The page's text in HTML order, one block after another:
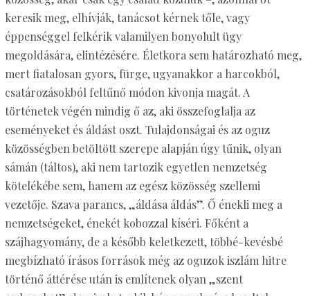
keresik meg, elhívják, tanácsot kérnek tőle, vagy
éppenséggel felkérik valamilyen bonyolult ügy
megoldására, elintézésére. Életkora sem határozható meg,
mert fiatalosan gyors, fürge, ugyanakkor a harcokból,
csatározásokból feltűnő módon kivonja magát. A
történetek végén mindig ő az, aki összefoglalja az
eseményeket és áldást oszt. Tulajdonságai és az oguz
közösségben betöltött szerepe alapján úgy tűnik, olyan
sámán (táltos), aki nem tartozik egyetlen nemzetség
kötelékébe sem, hanem az egész közösség szellemi
vezetője. Szava parancs, „áldása áldás”. Ő énekli meg a
nemzetségeket, énekét kobozzal kíséri. Főként a
szájhagyomány, de a később keletkezett, többé-kevésbé
megbízható írásos források még az oguzok iszlám hitre
történő áttérése után is említenek olyan „szent